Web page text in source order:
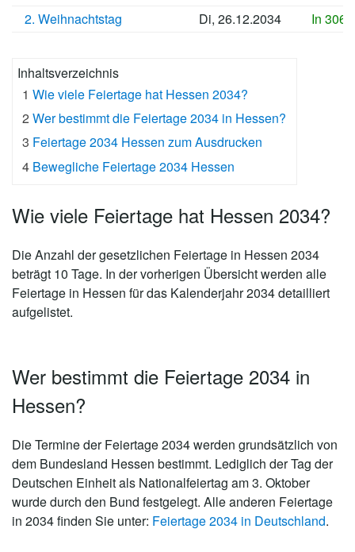
2. Weihnachtstag
Di, 26.12.2034 In
Inhaltsverzeichnis
1 Wie viele Feiertage hat Hessen 2034?
2 Wer bestimmt die Feiertage 2034 in Hessen?
3 Feiertage 2034 Hessen zum Ausdrucken
4 Bewegliche Feiertage 2034 Hessen
Wie viele Feiertage hat Hessen 2034?
Die Anzahl der gesetzlichen Feiertage in Hessen 2034
beträgt 10 Tage. In der vorherigen Übersicht werden alle
Feiertage in Hessen für das Kalenderjahr 2034 detailliert
aufgelistet.
Wer bestimmt die Feiertage 2034 in
Hessen?
Die Termine der Feiertage 2034 werden grundsätzlich von
dem Bundesland Hessen bestimmt. Lediglich der Tag der
Deutschen Einheit als Nationalfeiertag am 3. Oktober
wurde durch den Bund festgelegt. Alle anderen Feiertage
in 2034 finden Sie unter: Feiertage 2034 in Deutschland.